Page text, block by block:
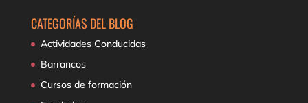
CATEGORÍAS DEL BLOG
Actividades Conducidas
Barrancos
Cursos de formación